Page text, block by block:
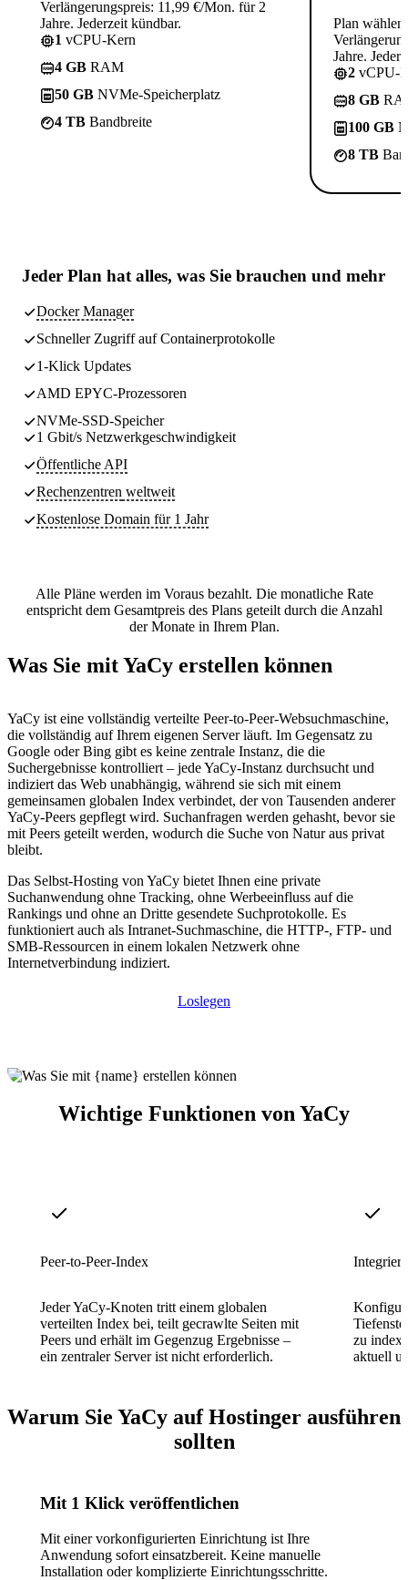
Verlängerungspreis: 11,99 €/Mon. für 2
Jahre. Jederzeit kündbar.
1 vCPU-Kern
4 GB RAM
50 GB NVMe-Speicherplatz
4 TB Bandbreite
Plan wählen
Jahre.
2 vCPU-
8 GB
100 GB
8 TB
Jeder Plan hat alles, was Sie brauchen und mehr
Docker Manager
Schneller Zugriff auf Containerprotokolle
1-Klick Updates
AMD EPYC-Prozessoren
NVMe-SSD-Speicher
1 Gbit/s Netzwerkgeschwindigkeit
Öffentliche API
Rechenzentren weltweit
Kostenlose Domain für 1 Jahr
Alle Pläne werden im Voraus bezahlt. Die monatliche Rate
entspricht dem Gesamtpreis des Plans geteilt durch die Anzahl
der Monate in Ihrem Plan.
Was Sie mit YaCy erstellen können
YaCy ist eine vollständig verteilte Peer-to-Peer-Websuchmaschine,
die vollständig auf Ihrem eigenen Server läuft. Im Gegensatz zu
Google oder Bing gibt es keine zentrale Instanz, die die
Suchergebnisse kontrolliert – jede YaCy-Instanz durchsucht und
indiziert das Web unabhängig, während sie sich mit einem
gemeinsamen globalen Index verbindet, der von Tausenden anderer
YaCy-Peers gepflegt wird. Suchanfragen werden gehasht, bevor sie
mit Peers geteilt werden, wodurch die Suche von Natur aus privat
bleibt.
Das Selbst-Hosting von YaCy bietet Ihnen eine private
Suchanwendung ohne Tracking, ohne Werbeeinfluss auf die
Rankings und ohne an Dritte gesendete Suchprotokolle. Es
funktioniert auch als Intranet-Suchmaschine, die HTTP-, FTP- und
SMB-Ressourcen in einem lokalen Netzwerk ohne
Internetverbindung indiziert.
Loslegen
Wichtige Funktionen von YaCy
Peer-to-Peer-Index
Jeder YaCy-Knoten tritt einem globalen
verteilten Index bei, teilt gecrawlte Seiten mit
Peers und erhält im Gegenzug Ergebnisse –
ein zentraler Server ist nicht erforderlich.
zu
aktuell
Warum Sie YaCy auf Hostinger ausführen
sollten
Mit 1 Klick veröffentlichen
Mit einer vorkonfigurierten Einrichtung ist Ihre
Anwendung sofort einsatzbereit. Keine manuelle
Installation oder komplizierte Einrichtungsschritte.